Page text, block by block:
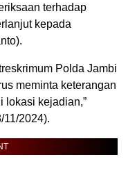
terhadap
kepada
Polda Jambi
meminta keterangan
lokasi kejadian,”
11/2024).